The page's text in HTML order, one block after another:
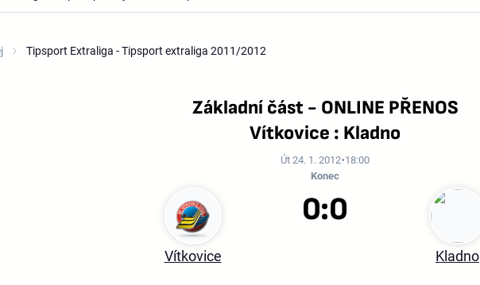
Tipsport Extraliga - Tipsport extraliga 2011/2012
Základní část - ONLINE PŘENOS
Vítkovice : Kladno
Út 24. 1. 2012 18:00
Konec
Vítkovice Kladno
0:0